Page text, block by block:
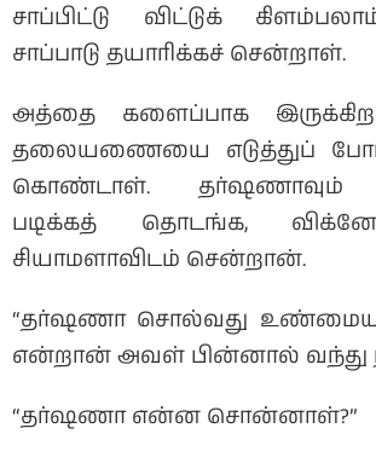
சாப்பிட்டு விட்டுக்
சாப்பாடு தயாரிக்கச் சென்றாள்.
அத்தை களைப்பாக
தலையணையை எடுத்துப்
கொண்டாள். தர்ஷணாவும்
படிக்கத் தொடங்க,
சியாமளாவிடம் சென்றான்.
“தர்ஷணா சொல்வது உண்மையா
என்றான் அவள் பின்னால் வந்து
“தர்ஷணா என்ன சொன்னாள்?”